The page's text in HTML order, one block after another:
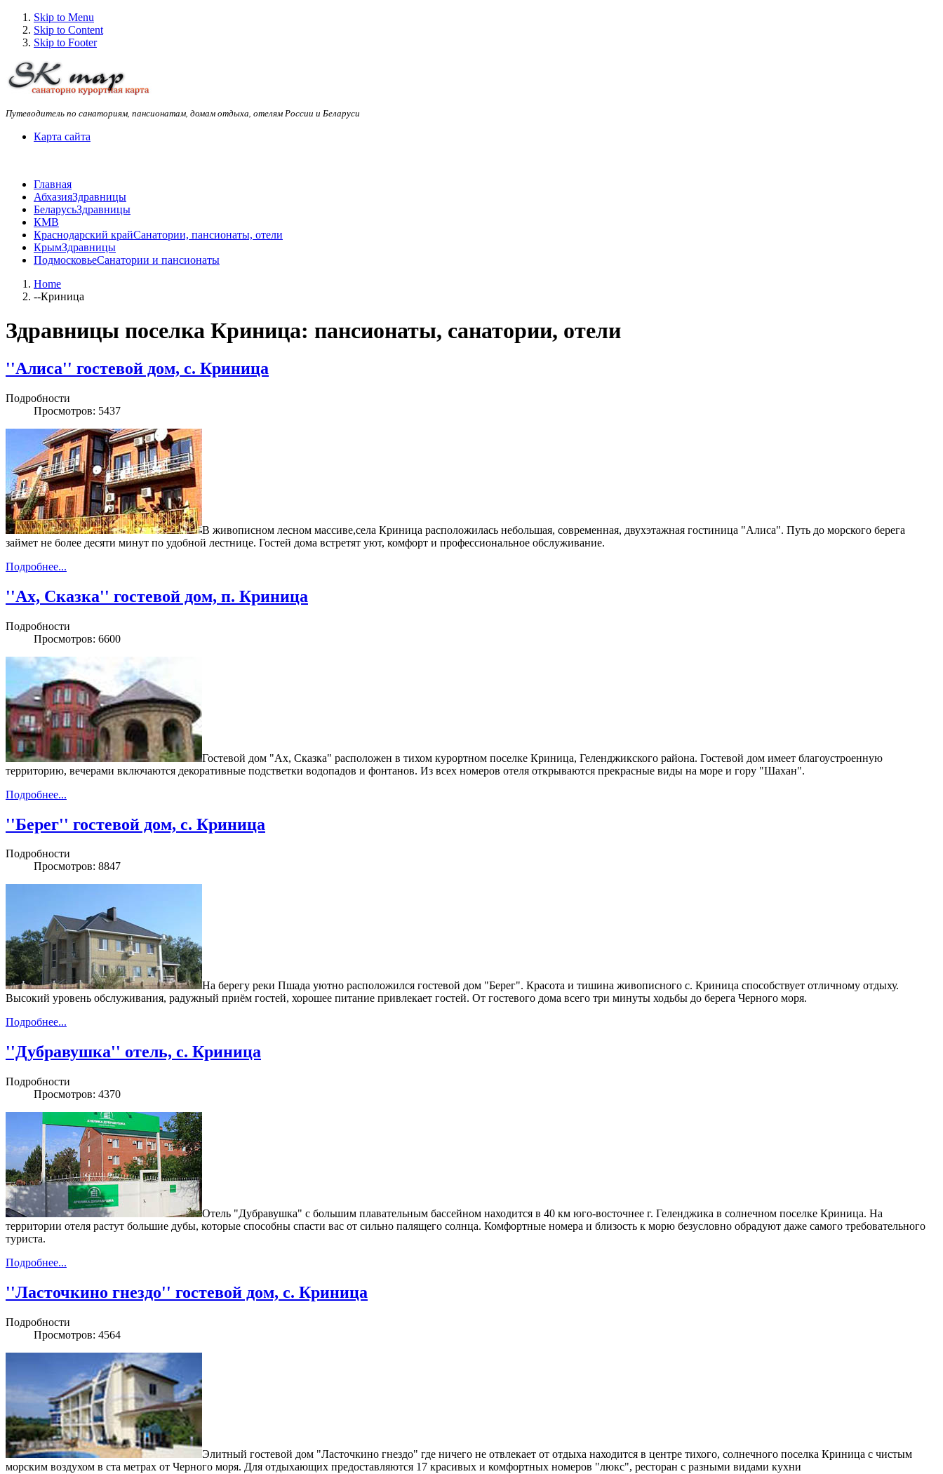
Skip to Menu
Skip to Content
Skip to Footer
Путеводитель по санаториям, пансионатам, домам отдыха, отелям России и Беларуси
Карта сайта
Главная
АбхазияЗдравницы
БеларусьЗдравницы
КМВ
Краснодарский крайСанатории, пансионаты, отели
КрымЗдравницы
ПодмосковьеСанатории и пансионаты
Home
--Криница
Здравницы поселка Криница: пансионаты, санатории, отели
''Алиса'' гостевой дом, с. Криница
Подробности
Просмотров: 5437
В живописном лесном массиве,села Криница расположилась небольшая, современная, двухэтажная гостиница "Алиса". Путь до морского берега
займет не более десяти минут по удобной лестнице. Гостей дома встретят уют, комфорт и профессиональное обслуживание.
Подробнее...
''Ах, Сказка'' гостевой дом, п. Криница
Подробности
Просмотров: 6600
Гостевой дом "Ах, Сказка" расположен в тихом курортном поселке Криница, Геленджикского района. Гостевой дом имеет благоустроенную
территорию, вечерами включаются декоративные подстветки водопадов и фонтанов. Из всех номеров отеля открываются прекрасные виды на море и гору "Шахан".
Подробнее...
''Берег'' гостевой дом, с. Криница
Подробности
Просмотров: 8847
На берегу реки Пшада уютно расположился гостевой дом "Берег". Красота и тишина живописного с. Криница способствует отличному отдыху.
Высокий уровень обслуживания, радужный приём гостей, хорошее питание привлекает гостей. От гостевого дома всего три минуты ходьбы до берега Черного моря.
Подробнее...
''Дубравушка'' отель, с. Криница
Подробности
Просмотров: 4370
Отель "Дубравушка" с большим плавательным бассейном находится в 40 км юго-восточнее г. Геленджика в солнечном поселке Криница. На
территории отеля растут большие дубы, которые способны спасти вас от сильно палящего солнца. Комфортные номера и близость к морю безусловно обрадуют даже самого требовательного
туриста.
Подробнее...
''Ласточкино гнездо'' гостевой дом, с. Криница
Подробности
Просмотров: 4564
Элитный гостевой дом "Ласточкино гнездо" где ничего не отвлекает от отдыха находится в центре тихого, солнечного поселка Криница с чистым
морским воздухом в ста метрах от Черного моря. Для отдыхающих предоставляются 17 красивых и комфортных номеров "люкс", ресторан с разными видами кухни